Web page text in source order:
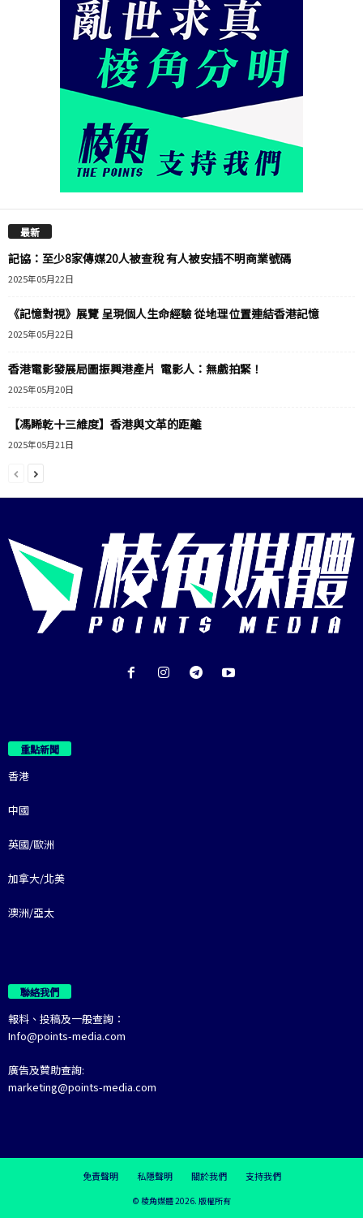
最新
記協：至少8家傳媒20人被查稅 有人被安插不明商業號碼
2025年05月22日
《記憶對視》展覽 呈現個人生命經驗 從地理位置連結香港記憶
2025年05月22日
香港電影發展局圖振興港產片 電影人：無戲拍緊！
2025年05月20日
【馮睎乾十三維度】香港與文革的距離
2025年05月21日
重點新聞
香港
中國
英國/歐洲
加拿大/北美
澳洲/亞太
聯絡我們
報料、投稿及一般查詢：
Info@points-media.com
廣告及贊助查詢:
marketing@points-media.com
免責聲明 私隱聲明 關於我們 支持我們
© 棱角媒體 2026. 版權所有